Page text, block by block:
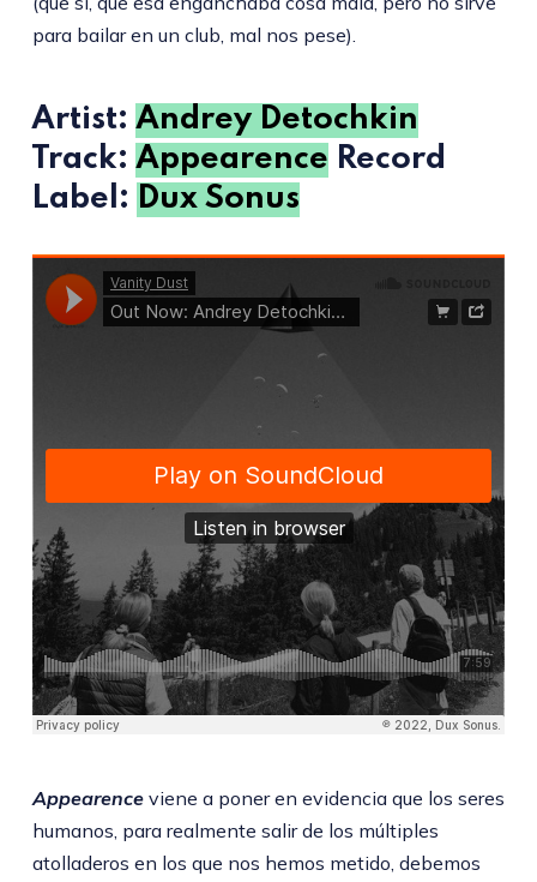
para bailar en un club, mal nos pese).
Artist: Andrey Detochkin
Track: Appearence Record
Label: Dux Sonus
Appearenceviene a poner en evidencia que los seres
humanos, para realmente salir de los múltiples
atolladeros en los que nos hemos metido, debemos